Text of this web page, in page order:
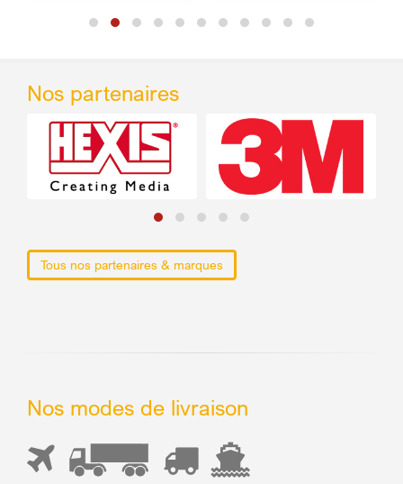
Nos partenaires
Tous nos partenaires & marques
Nos modes de livraison